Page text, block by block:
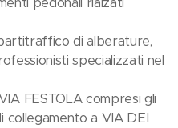
di alberature,
specializzati nel
FESTOLA compresi gli
collegamento a VIA DEI